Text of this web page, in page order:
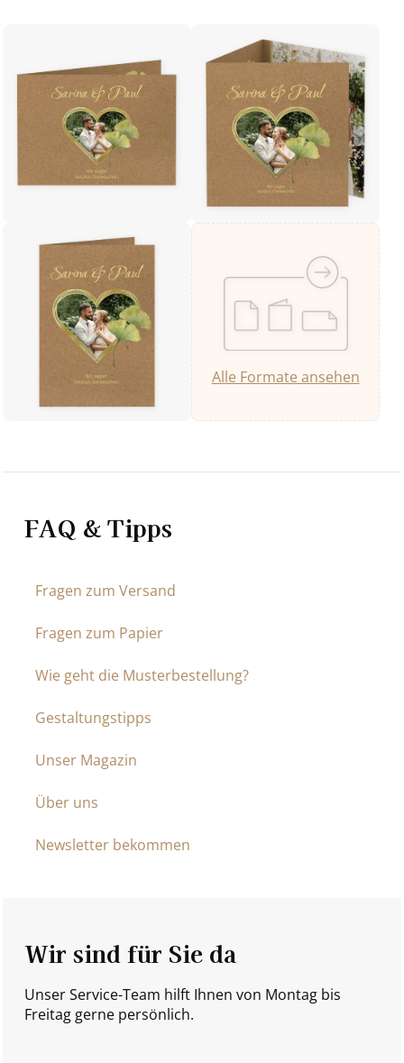
Alle Formate ansehen
FAQ & Tipps
Fragen zum Versand
Fragen zum Papier
Wie geht die Musterbestellung?
Gestaltungstipps
Unser Magazin
Über uns
Newsletter bekommen
Wir sind für Sie da
Unser Service-Team hilft Ihnen von Montag bis
Freitag gerne persönlich.